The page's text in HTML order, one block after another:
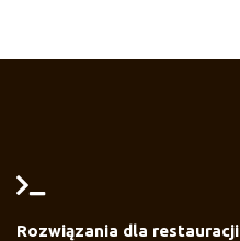
Rozwiązania dla restauracji